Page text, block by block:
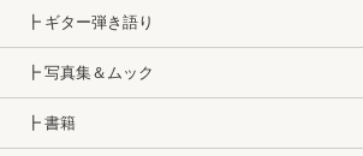
┣ ギター弾き語り
┣ 写真集＆ムック
┣ 書籍